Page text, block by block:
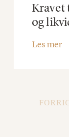
Kravet
og
Les mer